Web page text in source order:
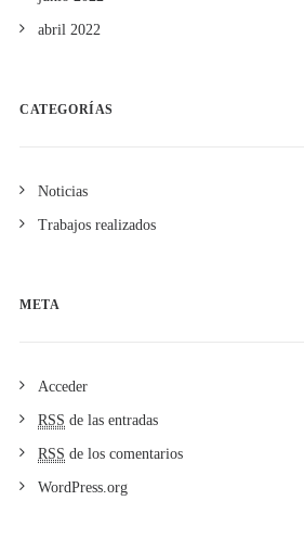
abril 2022
CATEGORÍAS
Noticias
Trabajos realizados
META
Acceder
RSS de las entradas
RSS de los comentarios
WordPress.org